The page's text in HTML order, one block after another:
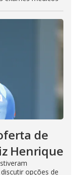
de
Henrique
opções de